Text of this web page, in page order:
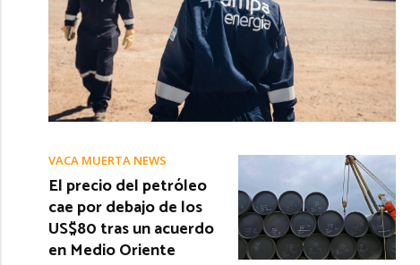
VACA MUERTA NEWS
El precio del petróleo
cae por debajo de los
US$80 tras un acuerdo
en Medio Oriente